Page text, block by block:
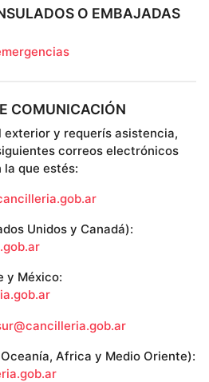
O EMBAJADAS
COMUNICACIÓN
exterior y requerís asistencia,
correos electrónicos
que estés:
Unidos y Canadá):
y México:
Africa y Medio Oriente):